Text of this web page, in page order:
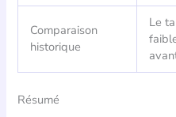
Comparaison
historique
Le
Résumé